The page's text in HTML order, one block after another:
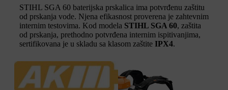
STIHL SGA 60 baterijska prskalica ima potvrđenu zaštitu
od prskanja vode. Njena efikasnost proverena je zahtevnim
internim testovima. Kod modela STIHL SGA 60, zaštita
od prskanja, prethodno potvrđena internim ispitivanjima,
sertifikovana je u skladu sa klasom zaštite IPX4.